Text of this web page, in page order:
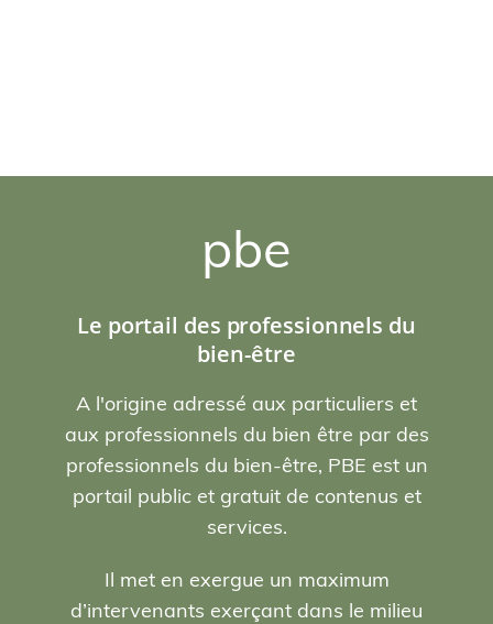
pbe
Le portail des professionnels du
bien-être
A l'origine adressé aux particuliers et
aux professionnels du bien être par des
professionnels du bien-être, PBE est un
portail public et gratuit de contenus et
services.
Il met en exergue un maximum
d’intervenants exerçant dans le milieu